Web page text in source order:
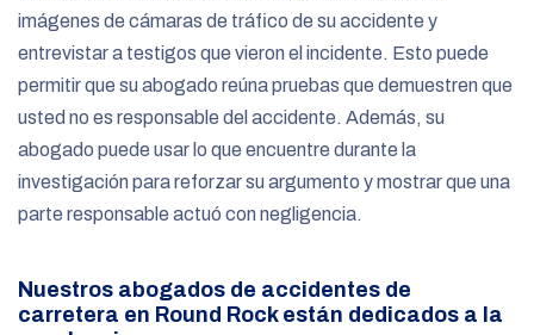
imágenes de cámaras de tráfico de su accidente y
entrevistar a testigos que vieron el incidente. Esto puede
permitir que su abogado reúna pruebas que demuestren que
usted no es responsable del accidente. Además, su
abogado puede usar lo que encuentre durante la
investigación para reforzar su argumento y mostrar que una
parte responsable actuó con negligencia.
Nuestros abogados de accidentes de
carretera en Round Rock están dedicados a la